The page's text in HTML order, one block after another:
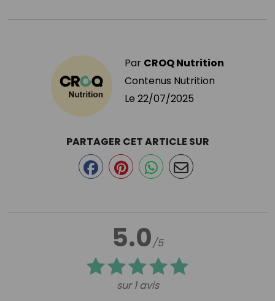
Par CROQ Nutrition
Contenus Nutrition
Le 22/07/2025
5.0/5
sur 1 avis
PARTAGER CET ARTICLE SUR